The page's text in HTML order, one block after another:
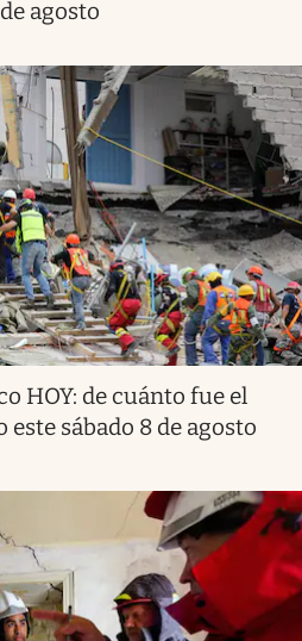
agosto
HOY: de cuánto fue el
sábado 8 de agosto